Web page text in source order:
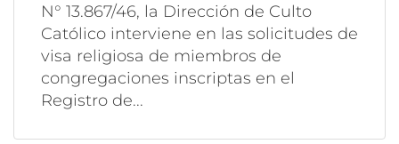
N° 13.867/46, la Dirección de Culto
Católico interviene en las solicitudes de
visa religiosa de miembros de
congregaciones inscriptas en el
Registro de...